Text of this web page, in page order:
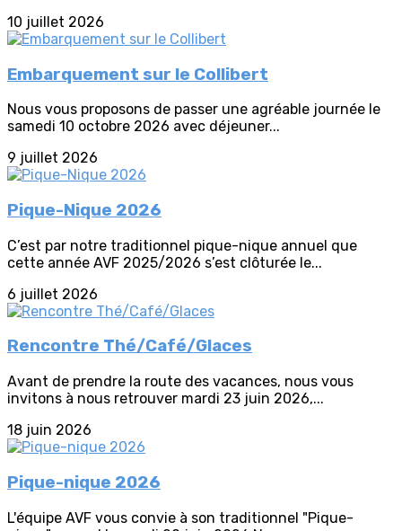
10 juillet 2026
Embarquement sur le Collibert
Nous vous proposons de passer une agréable journée le
samedi 10 octobre 2026 avec déjeuner...
9 juillet 2026
Pique-Nique 2026
C’est par notre traditionnel pique-nique annuel que
cette année AVF 2025/2026 s’est clôturée le...
6 juillet 2026
Rencontre Thé/Café/Glaces
Avant de prendre la route des vacances, nous vous
invitons à nous retrouver mardi 23 juin 2026,...
18 juin 2026
Pique-nique 2026
L'équipe AVF vous convie à son traditionnel "Pique-